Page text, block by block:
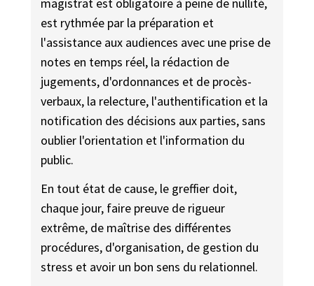
magistrat est obligatoire à peine de nullité,
est rythmée par la préparation et
l'assistance aux audiences avec une prise de
notes en temps réel, la rédaction de
jugements, d'ordonnances et de procès-
verbaux, la relecture, l'authentification et la
notification des décisions aux parties, sans
oublier l'orientation et l'information du
public.
En tout état de cause, le greffier doit,
chaque jour, faire preuve de rigueur
extrême, de maîtrise des différentes
procédures, d'organisation, de gestion du
stress et avoir un bon sens du relationnel.